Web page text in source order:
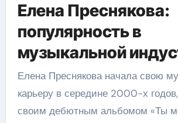
Елена Преснякова:
популярность в
музыкальной
Елена Преснякова начала свою
карьеру в середине 2000-х
своим дебютным альбомом «Ты